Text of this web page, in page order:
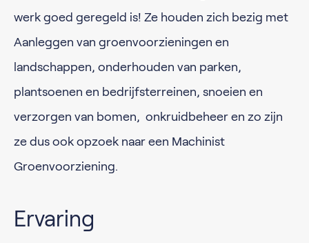
werk goed geregeld is! Ze houden zich bezig met
Aanleggen van groenvoorzieningen en
landschappen, onderhouden van parken,
plantsoenen en bedrijfsterreinen, snoeien en
verzorgen van bomen, onkruidbeheer en zo zijn
ze dus ook opzoek naar een Machinist
Groenvoorziening.
Ervaring